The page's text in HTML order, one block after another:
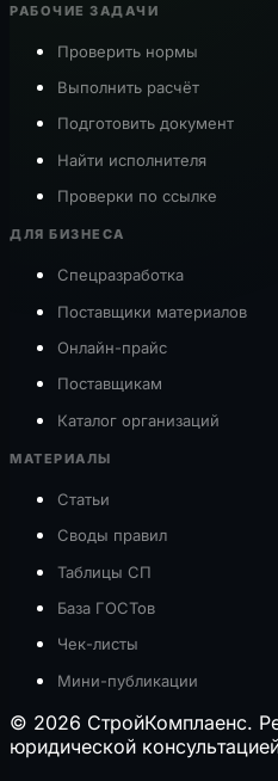
РАБОЧИЕ ЗАДАЧИ
Проверить нормы
Выполнить расчёт
Подготовить документ
Найти исполнителя
Проверки по ссылке
ДЛЯ БИЗНЕСА
Спецразработка
Поставщики материалов
Онлайн-прайс
Поставщикам
Каталог организаций
МАТЕРИАЛЫ
Статьи
Своды правил
Таблицы СП
База ГОСТов
Чек-листы
Мини-публикации
© 2026 СтройКомплаенс.
юридической